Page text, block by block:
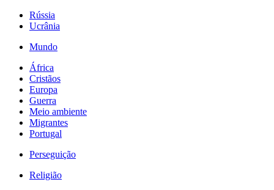
Rússia
Ucrânia
Mundo
África
Cristãos
Europa
Guerra
Meio ambiente
Migrantes
Portugal
Perseguição
Religião